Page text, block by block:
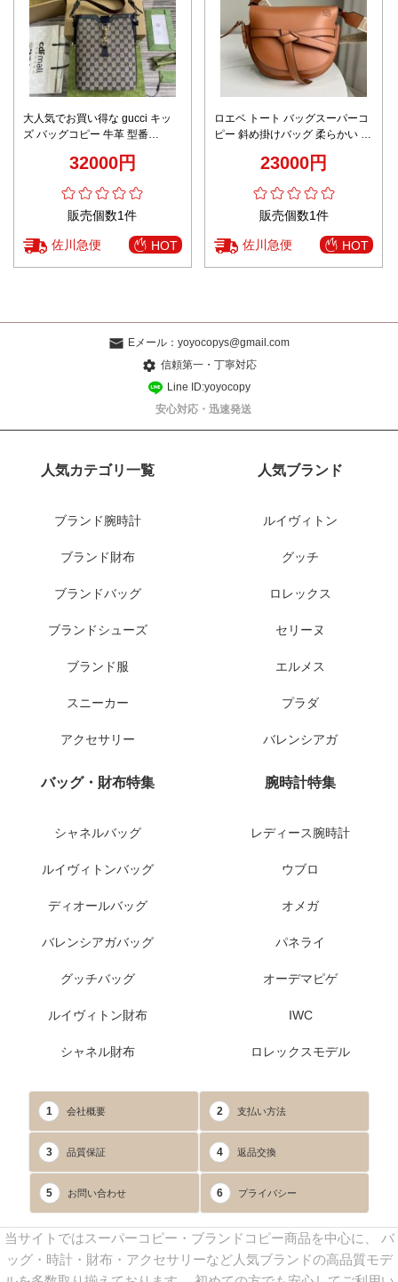
大人気でお買い得な gucci キッ
ズ バッグコピー 牛革 型番
子模様 レディース ブルー
32000円
販売個数1件
佐川急便 HOT
ロエベ トート バッグスーパーコ
ピー 斜め掛けバッグ 柔らかい 本
23000円
販売個数1件
佐川急便 HOT
Eメール： yoyocopys@gmail.com
信頼第一・丁寧対応
Line ID:yoyocopy
安心対応・迅速発送
人気カテゴリ一覧
ブランド腕時計
ブランド財布
ブランドバッグ
ブランドシューズ
ブランド服
スニーカー
アクセサリー
人気ブランド
ルイヴィトン
グッチ
ロレックス
セリーヌ
エルメス
プラダ
バレンシアガ
バッグ・財布特集
シャネルバッグ
ルイヴィトンバッグ
ディオールバッグ
バレンシアガバッグ
グッチバッグ
ルイヴィトン財布
シャネル財布
腕時計特集
レディース腕時計
ウブロ
オメガ
パネライ
オーデマピゲ
IWC
ロレックスモデル
1 会社概要 2 支払い方法
3 品質保証 4 返品交換
5 お問い合わせ 6 プライバシー
当サイトではスーパーコピー・ブランドコピー商品を中心に、 バ
ッグ・時計・財布・アクセサリーなど人気ブランドの高品質モデ